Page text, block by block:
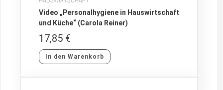
Video „Personalhygiene in Hauswirtschaft
und Küche“ (Carola Reiner)
17,85 €
In den Warenkorb